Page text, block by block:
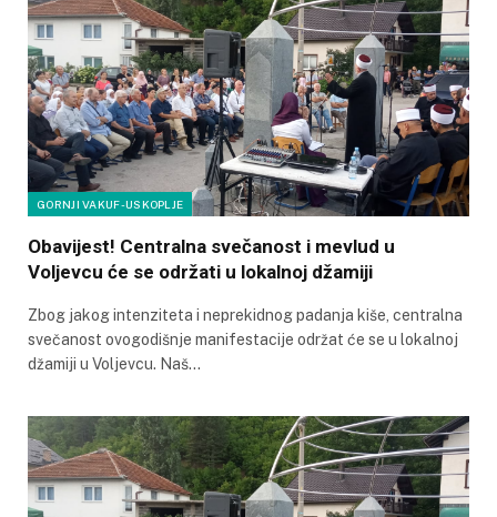
GORNJI VAKUF-USKOPLJE
Obavijest! Centralna svečanost i mevlud u
Voljevcu će se održati u lokalnoj džamiji
Zbog jakog intenziteta i neprekidnog padanja kiše, centralna
svečanost ovogodišnje manifestacije održat će se u lokalnoj
džamiji u Voljevcu. Naš…